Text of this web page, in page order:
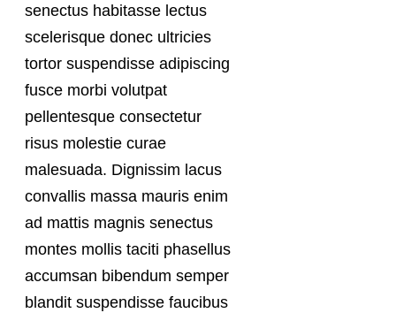
senectus habitasse lectus
scelerisque donec ultricies
tortor suspendisse adipiscing
fusce morbi volutpat
pellentesque consectetur
risus molestie curae
malesuada. Dignissim lacus
convallis massa mauris enim
ad mattis magnis senectus
montes mollis taciti phasellus
accumsan bibendum semper
blandit suspendisse faucibus